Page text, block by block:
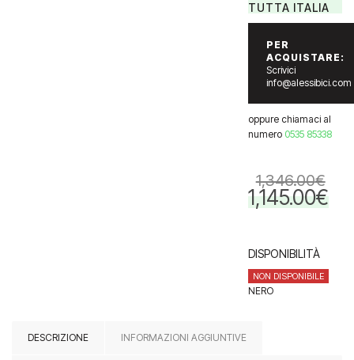
TUTTA ITALIA
PER
ACQUISTARE:
Scrivici
info@alessibici.com
oppure chiamaci al
numero 0535 85338
1,346.00€
Il
prezzo
1,346.00€.
1,145.00€Il
DISPONIBILITÀ
NON DISPONIBILE
NERO
DESCRIZIONE INFORMAZIONI AGGIUNTIVE